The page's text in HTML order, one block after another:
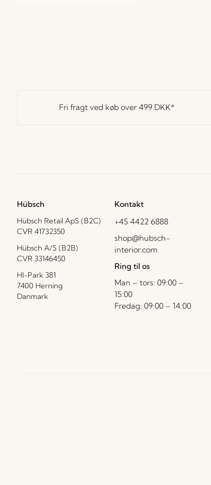
Fri fragt ved køb over 499 DKK*
Hübsch
Hübsch Retail ApS (B2C)
CVR 41732350
Hübsch A/S (B2B)
CVR 33146450
HI-Park 381
7400 Herning
Danmark
Kontakt
+45 4422 6888
shop@hubsch-
interior.com
Ring til os
Man – tors: 09:00 –
15:00
Fredag: 09:00 – 14:00